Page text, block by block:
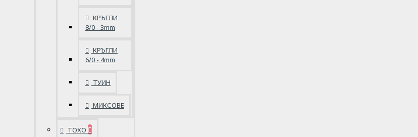
КРЪГЛИ
8/0 - 3mm
КРЪГЛИ
6/0 - 4mm
ТУИН
МИКСОВЕ
ТОХО